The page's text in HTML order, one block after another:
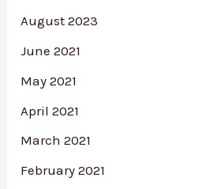
August 2023
June 2021
May 2021
April 2021
March 2021
February 2021